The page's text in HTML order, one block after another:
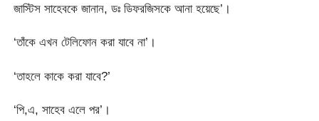
জাস্টিস সাহেবকে জানান, ডঃ ডিফরজিসকে আনা হয়েছে’।
‘তাঁকে এখন টেলিফোন করা যাবে না’।
‘তাহলে কাকে করা যাবে?’
‘পি,এ, সাহেব এলে পর’।